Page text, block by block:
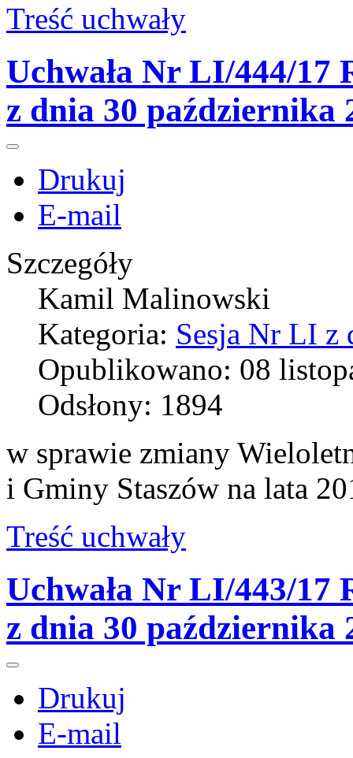
Treść uchwały
Uchwała Nr LI/444/17
z dnia 30 października
Drukuj
E-mail
Szczegóły
Kamil Malinowski
Kategoria: Sesja Nr LI z
Opublikowano: 08
Odsłony: 1894
w sprawie zmiany
i Gminy Staszów na lata
Treść uchwały
Uchwała Nr LI/443/17
z dnia 30 października
Drukuj
E-mail